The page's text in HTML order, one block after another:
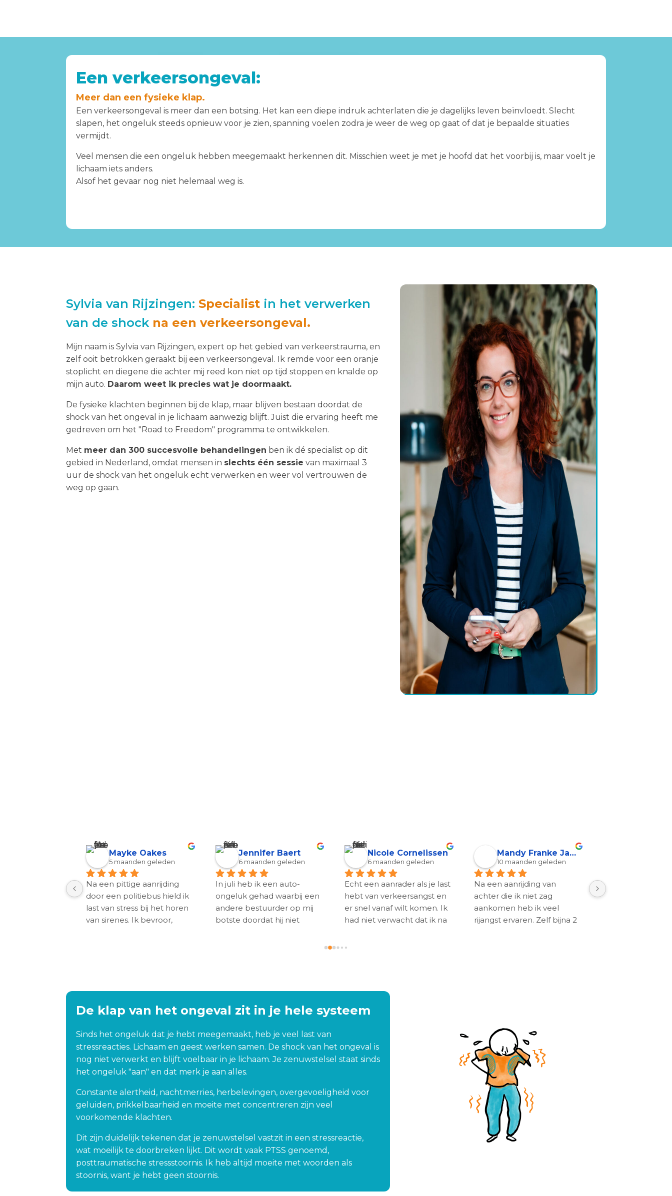
Een verkeersongeval:
Meer dan een fysieke klap.
Een verkeersongeval is meer dan een botsing. Het kan een diepe indruk achterlaten die je dagelijks leven beïnvloedt. Slecht
slapen, het ongeluk steeds opnieuw voor je zien, spanning voelen zodra je weer de weg op gaat of dat je bepaalde situaties
vermijdt.
Veel mensen die een ongeluk hebben meegemaakt herkennen dit. Misschien weet je met je hoofd dat het voorbij is, maar voelt je
lichaam iets anders.
Alsof het gevaar nog niet helemaal weg is.
Sylvia van Rijzingen: Specialist in het verwerken
van de shock na een verkeersongeval.
Mijn naam is Sylvia van Rijzingen, expert op het gebied van verkeerstrauma, en
zelf ooit betrokken geraakt bij een verkeersongeval. Ik remde voor een oranje
stoplicht en diegene die achter mij reed kon niet op tijd stoppen en knalde op
mijn auto. Daarom weet ik precies wat je doormaakt.
De fysieke klachten beginnen bij de klap, maar blijven bestaan doordat de
shock van het ongeval in je lichaam aanwezig blijft. Juist die ervaring heeft me
gedreven om het "Road to Freedom" programma te ontwikkelen.
Met meer dan 300 succesvolle behandelingen ben ik dé specialist op dit
gebied in Nederland, omdat mensen in slechts één sessie van maximaal 3
uur de shock van het ongeluk echt verwerken en weer vol vertrouwen de
weg op gaan.
Mayke Oakes
5 maanden geleden
Na een pittige aanrijding
door een politiebus hield ik
last van stress bij het horen
van sirenes. Ik bevroor,
gesprekken met een
psycholoog, medicatie;
niets hielp. Twee jaar lang
Het kon mijn dag echt
verpesten als ik ergens een
ambulance of politieauto
tegenkwam.Door mijn
arbeidsdeskundige werd ik
verwezen naar Sylvia van
Rijzingen in Tilburg en ik
eerder naar haar toe had
kunnen gaan! Haar
methode werkte voor mij
echt heel goed; niks
Jennifer Baert
6 maanden geleden
In juli heb ik een auto-
ongeluk gehad waarbij een
andere bestuurder op mij
botste doordat hij niet
gezegd was ik in het begin
best sceptisch.Omdat ik
net moeder was geworden,
Dat vond ik erg prettig.
Sylvia is ontzettend
vriendelijk en stelde me op
mijn gemak. Het proces
voelde soms wat
ongemakkelijk, maar dat
lag vooral aan mij, haha.Hoe
resultaat gehad. Ik merk
dat ik inmiddels veel
minder gespannen de weg
op ga en weer meer
Nicole Cornelissen
6 maanden geleden
Echt een aanrader als je last
hebt van verkeersangst en
er snel vanaf wilt komen. Ik
had niet verwacht dat ik na
Mandy Franke Jansen
10 maanden geleden
Na een aanrijding van
achter die ik niet zag
aankomen heb ik veel
rijangst ervaren. Zelf bijna 2
wel tijd voor nodig heb
gehad om bij te komen
maar het was het alles wel
waard.Sylvia nogmaals
hartelijk dank, en voor de
lezer ga ervoor!
Het helpt enorm,
een zeer
De klap van het ongeval zit in je hele systeem
Sinds het ongeluk dat je hebt meegemaakt, heb je veel last van
stressreacties. Lichaam en geest werken samen. De shock van het ongeval is
nog niet verwerkt en blijft voelbaar in je lichaam. Je zenuwstelsel staat sinds
het ongeluk "aan" en dat merk je aan alles.
Constante alertheid, nachtmerries, herbelevingen, overgevoeligheid voor
geluiden, prikkelbaarheid en moeite met concentreren zijn veel
voorkomende klachten.
Dit zijn duidelijk tekenen dat je zenuwstelsel vastzit in een stressreactie,
wat moeilijk te doorbreken lijkt. Dit wordt vaak PTSS genoemd,
posttraumatische stressstoornis. Ik heb altijd moeite met woorden als
stoornis, want je hebt geen stoornis.